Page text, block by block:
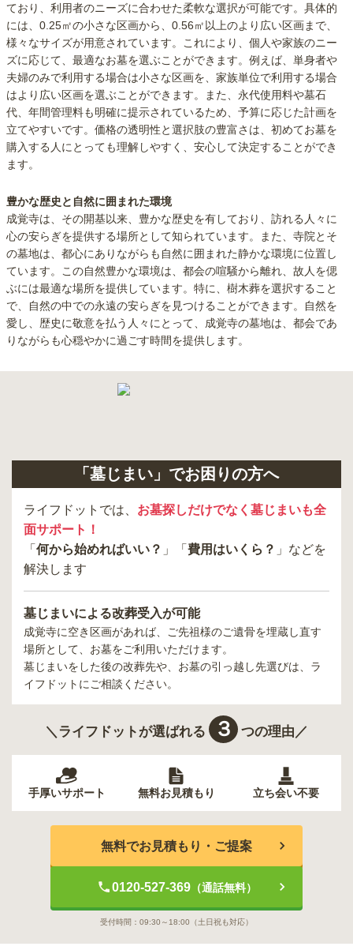
ており、利用者のニーズに合わせた柔軟な選択が可能です。具体的
には、0.25㎡の小さな区画から、0.56㎡以上のより広い区画まで、
様々なサイズが用意されています。これにより、個人や家族のニー
ズに応じて、最適なお墓を選ぶことができます。例えば、単身者や
夫婦のみで利用する場合は小さな区画を、家族単位で利用する場合
はより広い区画を選ぶことができます。また、永代使用料や墓石
代、年間管理料も明確に提示されているため、予算に応じた計画を
立てやすいです。価格の透明性と選択肢の豊富さは、初めてお墓を
購入する人にとっても理解しやすく、安心して決定することができ
ます。
豊かな歴史と自然に囲まれた環境
成覚寺は、その開基以来、豊かな歴史を有しており、訪れる人々に
心の安らぎを提供する場所として知られています。また、寺院とそ
の墓地は、都心にありながらも自然に囲まれた静かな環境に位置し
ています。この自然豊かな環境は、都会の喧騒から離れ、故人を偲
ぶには最適な場所を提供しています。特に、樹木葬を選択すること
で、自然の中での永遠の安らぎを見つけることができます。自然を
愛し、歴史に敬意を払う人々にとって、成覚寺の墓地は、都会であ
りながらも心穏やかに過ごす時間を提供します。
「墓じまい」でお困りの方へ
ライフドットでは、 お墓探しだけでなく墓じまいも全
面サポート！
「 何から始めればいい？ 」「 費用はいくら？ 」などを
解決します
墓じまいによる改葬受入が可能
成覚寺に空き区画があれば、ご先祖様のご遺骨を埋蔵し直す
場所として、お墓をご利用いただけます。
墓じまいをした後の改葬先や、お墓の引っ越し先選びは、ラ
イフドットにご相談ください。
＼ライフドットが選ばれる ３ つの理由／
手厚いサポート 無料お見積もり 立ち会い不要
無料でお見積もり・ご提案
0120-527-369（通話無料）
受付時間： 09:30～18:00 （土日祝も対応）